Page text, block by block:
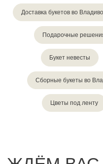
Доставка букетов во
Подарочные
Букет невесты
Сборные букеты во
Цветы под ленту